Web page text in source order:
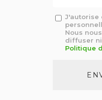
Message
J'autorise
Nous
diffuser
Politique